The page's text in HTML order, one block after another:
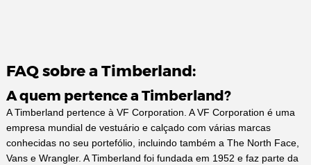
FAQ sobre a Timberland:
A quem pertence a Timberland?
A Timberland pertence à VF Corporation. A VF Corporation é uma
empresa mundial de vestuário e calçado com várias marcas
conhecidas no seu portefólio, incluindo também a The North Face,
Vans e Wrangler. A Timberland foi fundada em 1952 e faz parte da